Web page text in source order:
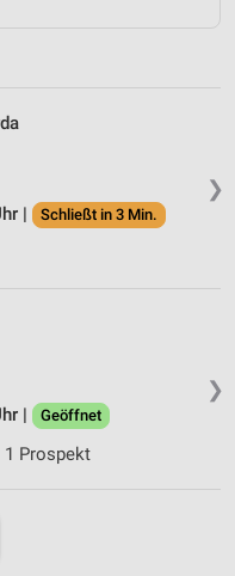
❯
|
Schließt in 3 Min.
❯
|
Geöffnet
1 Prospekt